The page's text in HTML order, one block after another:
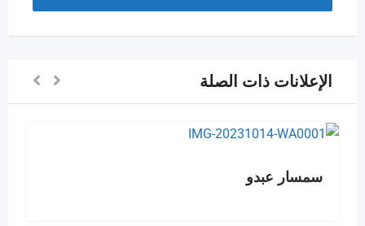
الإعلانات ذات الصلة
سمسار عبدو